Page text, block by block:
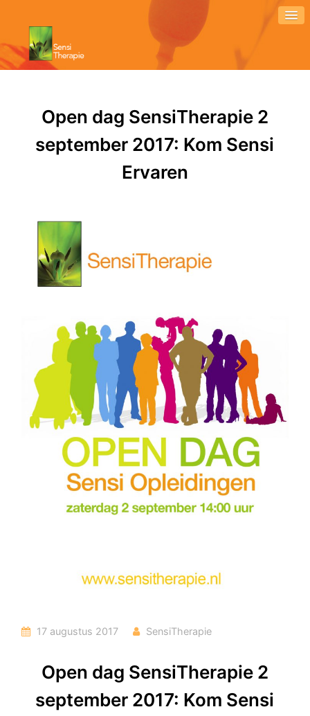
Open dag SensiTherapie 2
september 2017: Kom Sensi
Ervaren
17 augustus 2017 SensiTherapie
Open dag SensiTherapie 2
september 2017: Kom Sensi